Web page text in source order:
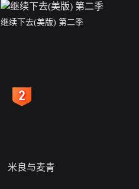
继续下去(美版) 第二季
米良与麦青